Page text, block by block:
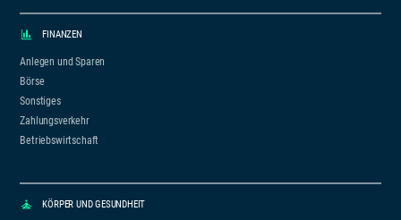
FINANZEN
Anlegen und Sparen
Börse
Sonstiges
Zahlungsverkehr
Betriebswirtschaft
KÖRPER UND GESUNDHEIT